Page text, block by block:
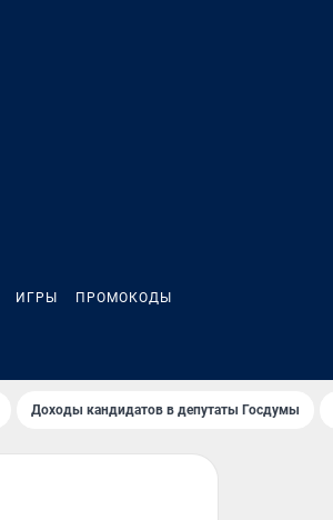
ИГРЫ ПРОМОКОДЫ
Доходы кандидатов в депутаты Госдумы